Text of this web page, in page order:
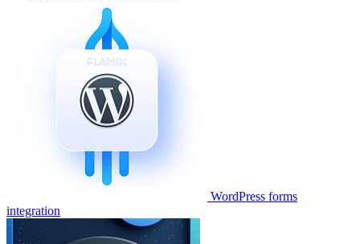
WordPress forms
integration